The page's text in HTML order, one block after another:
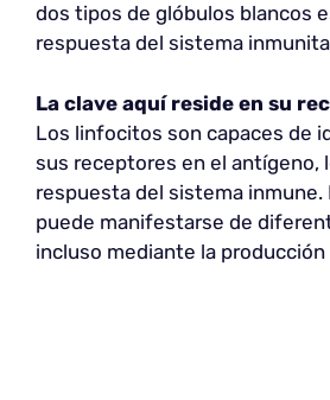
dos tipos de glóbulos blancos
respuesta del sistema
La clave aquí reside en su
Los linfocitos son capaces de
sus receptores en el antígeno,
respuesta del sistema inmune.
puede manifestarse de
incluso mediante la